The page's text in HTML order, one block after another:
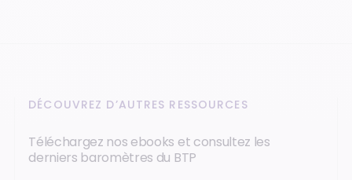
DÉCOUVREZ D’AUTRES RESSOURCES
Téléchargez nos ebooks et consultez les
derniers baromètres du BTP